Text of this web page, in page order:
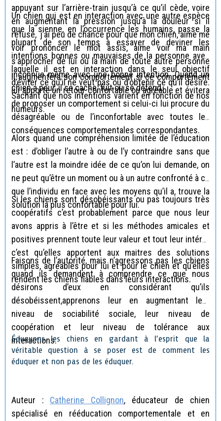
appuyant sur l’arrière-train jusqu’à ce qu’il cède, voire
en augmentant la pression jusqu’à la douleur si il
refuse, j’ai peu de chance pour que mon chien, aime me
voir prononcer le mot assis, aime voir ma main
s’approcher de lui ou la main de toute autre personne
inconnue même avec une bonne intention. Quand un
chien a peur, il se cache, fuit ou se défend.
Un chien qui est en interaction avec une autre espèce
que la sienne, en l’occurrence les humains, passe la
plupart de son temps à essayer de deviner les
intentions bonnes ou mauvaises de la personne avec
laquelle il est en interaction dans le seul objectif
d’éviter ce qu’il ne veut pas ou d’obtenir ce qu’il désire.
Sachant que nos intentions varient en fonction de nos
humeurs.
Il augmentera son comportement si ce comportement
lui apporte un retour confortable ou agréable et évitera
de proposer un comportement si celui-ci lui procure du
désagréable ou de l’inconfortable avec toutes les
conséquences comportementales correspondantes.
Alors quand une compréhension limitée de l’éducation
est : d’obliger l’autre à ou de l’y contraindre sans que
l’autre est la moindre idée de ce qu’on lui demande, on
ne peut qu’être un moment ou à un autre confronté à ce
que l’individu en face avec les moyens qu’il a, trouve la
solution la plus confortable pour lui.
Si les chiens sont désobéissants ou pas toujours très
coopératifs c’est probablement parce que nous leur
avons appris à l’être et si les méthodes amicales et
positives prennent toute leur valeur et tout leur intérêt
c’est qu’elles apportent aux maitres des solutions
simples, agréables pour lui et pour le chien et qu’elles
rendent les chiens fiables dans leurs interactions.
Faisons de l’autorité, mais n’agressons pas les chiens
quand ils demandent à comprendre ce que nous
désirons d’eux en considérant qu’ils
désobéissent,apprenons leur en augmentant leur
niveau de sociabilité sociale, leur niveau de
coopération et leur niveau de tolérance aux
interactions.
Éduquons les chiens en gardant à l’esprit que la
véritable question à se poser est de comment les
éduquer et non pas de les éduquer.
Auteur : Catherine Collignon, éducateur de chien
spécialisé en rééducation comportementale et en